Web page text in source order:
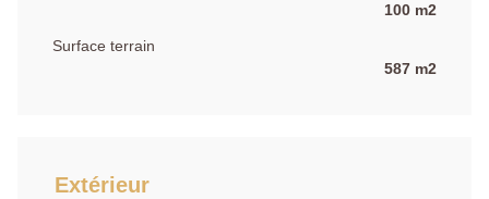
100 m2
Surface terrain
587 m2
Extérieur